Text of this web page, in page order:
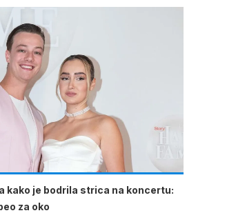
kako je bodrila strica na koncertu:
za oko